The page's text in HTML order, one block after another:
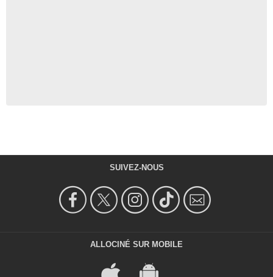
SUIVEZ-NOUS
ALLOCINÉ SUR MOBILE